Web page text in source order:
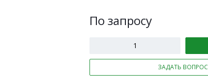
По запросу
ЗАДАТЬ ВОПРОС